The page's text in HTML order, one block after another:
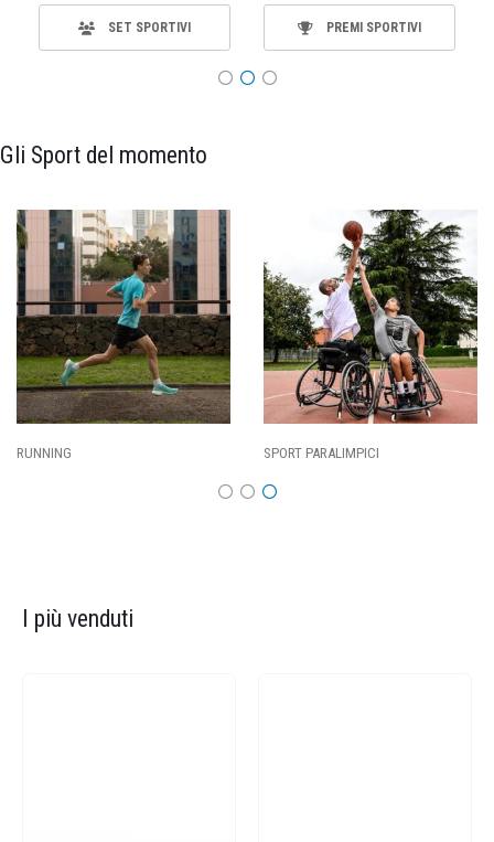
SET SPORTIVI PREMI SPORTIVI
Gli Sport del momento
RUNNING SPORT PARALIMPICI
I più venduti